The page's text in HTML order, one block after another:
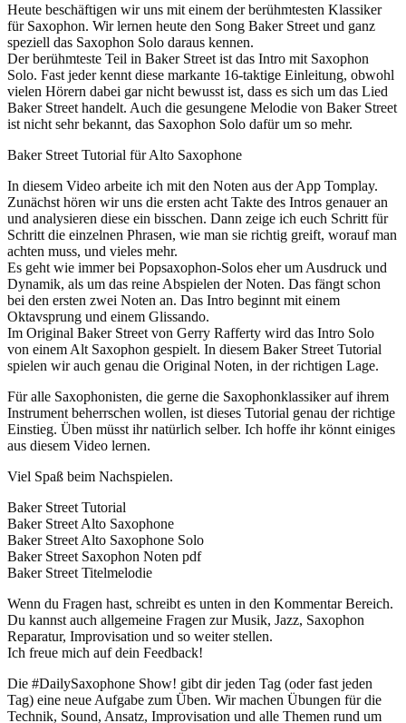
Heute beschäftigen wir uns mit einem der berühmtesten Klassiker
für Saxophon. Wir lernen heute den Song Baker Street und ganz
speziell das Saxophon Solo daraus kennen.
Der berühmteste Teil in Baker Street ist das Intro mit Saxophon
Solo. Fast jeder kennt diese markante 16-taktige Einleitung, obwohl
vielen Hörern dabei gar nicht bewusst ist, dass es sich um das Lied
Baker Street handelt. Auch die gesungene Melodie von Baker Street
ist nicht sehr bekannt, das Saxophon Solo dafür um so mehr.
Baker Street Tutorial für Alto Saxophone
In diesem Video arbeite ich mit den Noten aus der App Tomplay.
Zunächst hören wir uns die ersten acht Takte des Intros genauer an
und analysieren diese ein bisschen. Dann zeige ich euch Schritt für
Schritt die einzelnen Phrasen, wie man sie richtig greift, worauf man
achten muss, und vieles mehr.
Es geht wie immer bei Popsaxophon-Solos eher um Ausdruck und
Dynamik, als um das reine Abspielen der Noten. Das fängt schon
bei den ersten zwei Noten an. Das Intro beginnt mit einem
Oktavsprung und einem Glissando.
Im Original Baker Street von Gerry Rafferty wird das Intro Solo
von einem Alt Saxophon gespielt. In diesem Baker Street Tutorial
spielen wir auch genau die Original Noten, in der richtigen Lage.
Für alle Saxophonisten, die gerne die Saxophonklassiker auf ihrem
Instrument beherrschen wollen, ist dieses Tutorial genau der richtige
Einstieg. Üben müsst ihr natürlich selber. Ich hoffe ihr könnt einiges
aus diesem Video lernen.
Viel Spaß beim Nachspielen.
Baker Street Tutorial
Baker Street Alto Saxophone
Baker Street Alto Saxophone Solo
Baker Street Saxophon Noten pdf
Baker Street Titelmelodie
Wenn du Fragen hast, schreibt es unten in den Kommentar Bereich.
Du kannst auch allgemeine Fragen zur Musik, Jazz, Saxophon
Reparatur, Improvisation und so weiter stellen.
Ich freue mich auf dein Feedback!
Die #DailySaxophone Show! gibt dir jeden Tag (oder fast jeden
Tag) eine neue Aufgabe zum Üben. Wir machen Übungen für die
Technik, Sound, Ansatz, Improvisation und alle Themen rund um